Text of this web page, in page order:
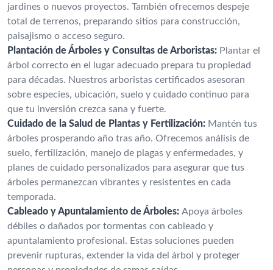
jardines o nuevos proyectos. También ofrecemos despeje
total de terrenos, preparando sitios para construcción,
paisajismo o acceso seguro.
Plantación de Árboles y Consultas de Arboristas: Plantar el
árbol correcto en el lugar adecuado prepara tu propiedad
para décadas. Nuestros arboristas certificados asesoran
sobre especies, ubicación, suelo y cuidado continuo para
que tu inversión crezca sana y fuerte.
Cuidado de la Salud de Plantas y Fertilización: Mantén tus
árboles prosperando año tras año. Ofrecemos análisis de
suelo, fertilización, manejo de plagas y enfermedades, y
planes de cuidado personalizados para asegurar que tus
árboles permanezcan vibrantes y resistentes en cada
temporada.
Cableado y Apuntalamiento de Árboles: Apoya árboles
débiles o dañados por tormentas con cableado y
apuntalamiento profesional. Estas soluciones pueden
prevenir rupturas, extender la vida del árbol y proteger